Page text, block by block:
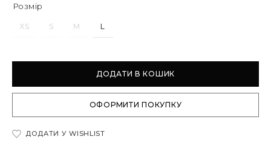
Розмір
XS S M L
ДОДАТИ В КОШИК
ОФОРМИТИ ПОКУПКУ
ДОДАТИ У WISHLIST